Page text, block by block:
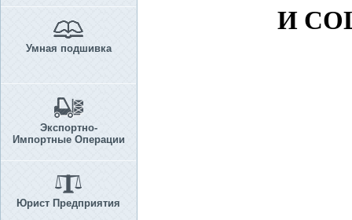
Умная подшивка
Экспортно-
Импортные Операции
Юрист Предприятия
И